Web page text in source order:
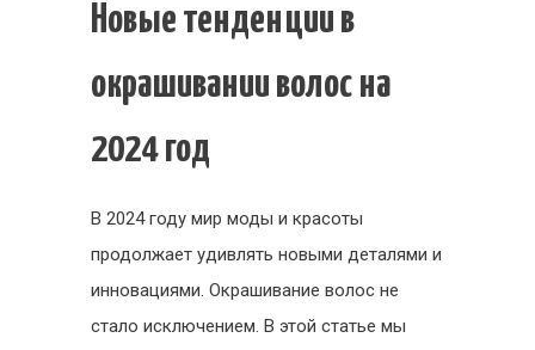
Новые тенденции в
окрашивании волос на
2024 год
В 2024 году мир моды и красоты
продолжает удивлять новыми деталями и
инновациями. Окрашивание волос не
стало исключением. В этой статье мы